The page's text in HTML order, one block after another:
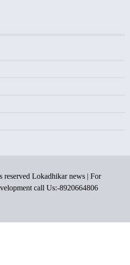
Lokadhikar news | For
call Us:-8920664806